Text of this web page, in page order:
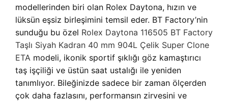
modellerinden biri olan Rolex Daytona, hızın ve
lüksün eşsiz birleşimini temsil eder. BT Factory’nin
sunduğu bu özel Rolex Daytona 116505 BT Factory
Taşlı Siyah Kadran 40 mm 904L Çelik Super Clone
ETA modeli, ikonik sportif şıklığı göz kamaştırıcı
taş işçiliği ve üstün saat ustalığı ile yeniden
tanımlıyor. Bileğinizde sadece bir zaman ölçerden
çok daha fazlasını, performansın zirvesini ve